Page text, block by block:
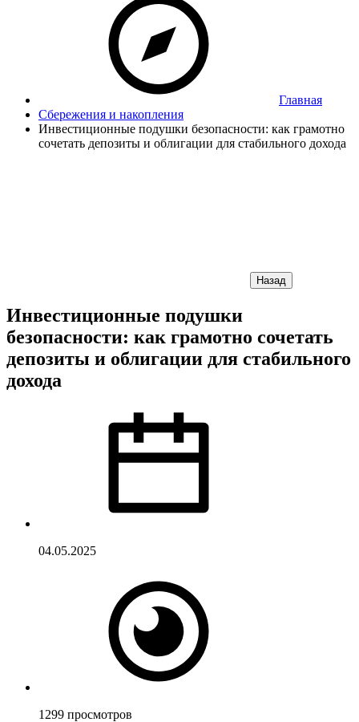
Главная
Сбережения и накопления
Инвестиционные подушки безопасности: как грамотно
сочетать депозиты и облигации для стабильного дохода
Назад
Инвестиционные подушки
безопасности: как грамотно сочетать
депозиты и облигации для стабильного
дохода
04.05.2025
1299 просмотров